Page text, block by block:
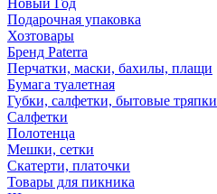
Новый Год
Подарочная упаковка
Хозтовары
Бренд Paterra
Перчатки, маски, бахилы, плащи
Бумага туалетная
Губки, салфетки, бытовые тряпки
Салфетки
Полотенца
Мешки, сетки
Скатерти, платочки
Товары для пикника